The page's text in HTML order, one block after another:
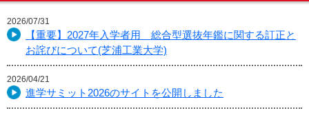
2026/07/31
【重要】2027年入学者用 総合型選抜年鑑に関する訂正と
お詫びについて(芝浦工業大学)
2026/04/21
進学サミット2026のサイトを公開しました